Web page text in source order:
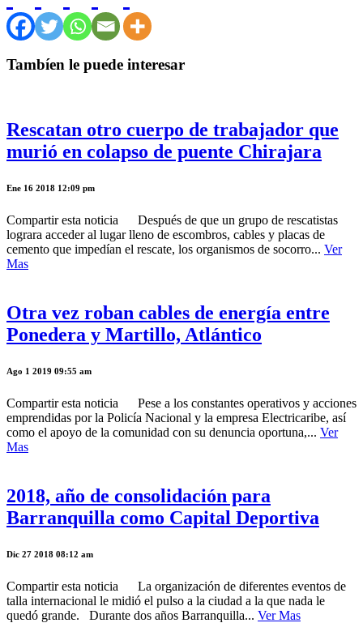
Tambíen le puede interesar
Rescatan otro cuerpo de trabajador que
murió en colapso de puente Chirajara
Ene 16 2018 12:09 pm
Compartir esta noticia Después de que un grupo de rescatistas
lograra acceder al lugar lleno de escombros, cables y placas de
cemento que impedían el rescate, los organismos de socorro... Ver
Mas
Otra vez roban cables de energía entre
Ponedera y Martillo, Atlántico
Ago 1 2019 09:55 am
Compartir esta noticia Pese a los constantes operativos y acciones
emprendidas por la Policía Nacional y la empresa Electricaribe, así
como el apoyo de la comunidad con su denuncia oportuna,... Ver
Mas
2018, año de consolidación para
Barranquilla como Capital Deportiva
Dic 27 2018 08:12 am
Compartir esta noticia La organización de diferentes eventos de
talla internacional le midió el pulso a la ciudad a la que nada le
quedó grande. Durante dos años Barranquilla... Ver Mas